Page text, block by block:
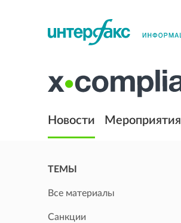
Новости Мероприятия
ТЕМЫ
Все материалы
Санкции